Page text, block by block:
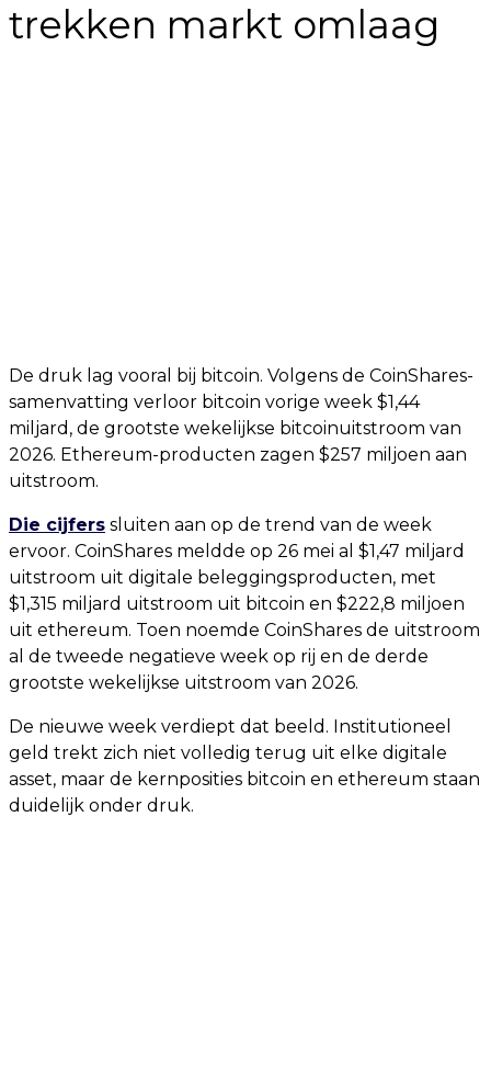
trekken markt omlaag
De druk lag vooral bij bitcoin. Volgens de CoinShares-
samenvatting verloor bitcoin vorige week $1,44
miljard, de grootste wekelijkse bitcoinuitstroom van
2026. Ethereum-producten zagen $257 miljoen aan
uitstroom.
Die cijfers sluiten aan op de trend van de week
ervoor. CoinShares meldde op 26 mei al $1,47 miljard
uitstroom uit digitale beleggingsproducten, met
$1,315 miljard uitstroom uit bitcoin en $222,8 miljoen
uit ethereum. Toen noemde CoinShares de uitstroom
al de tweede negatieve week op rij en de derde
grootste wekelijkse uitstroom van 2026.
De nieuwe week verdiept dat beeld. Institutioneel
geld trekt zich niet volledig terug uit elke digitale
asset, maar de kernposities bitcoin en ethereum staan
duidelijk onder druk.